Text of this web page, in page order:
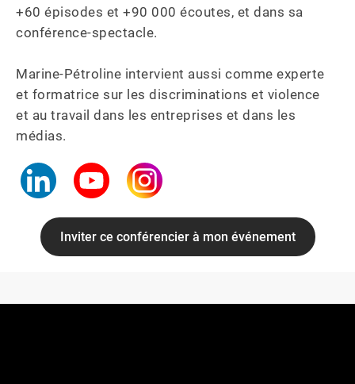
+60 épisodes et +90 000 écoutes, et dans sa
conférence-spectacle.
Marine-Pétroline intervient aussi comme experte
et formatrice sur les discriminations et violence
et au travail dans les entreprises et dans les
médias.
Inviter ce conférencier à mon événement